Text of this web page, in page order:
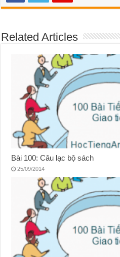
Related Articles
Bài 100: Câu lạc bộ sách
25/09/2014